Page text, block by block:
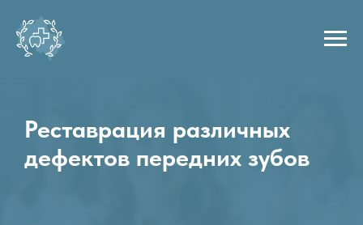
Реставрация различных
дефектов передних зубов